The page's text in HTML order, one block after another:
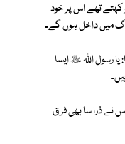
کہتے تھے اس پر خود
آگ میں داخل ہوں گے۔
یا رسول اﷲ ﷺ ایسا
نے ذرا سا بھی فر ق